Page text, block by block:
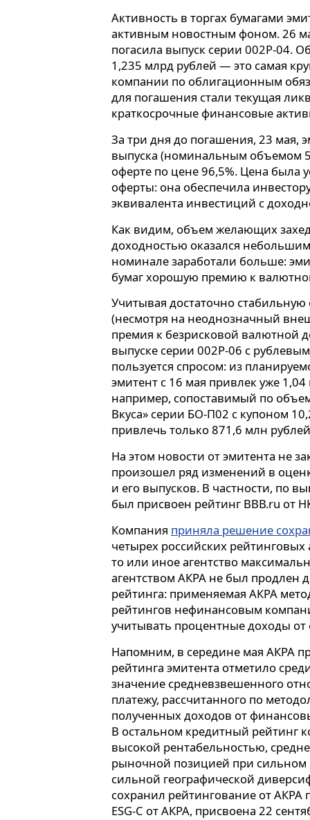
Активность в торгах бумагами
активным новостным фоном. 26
погасила выпуск серии 002Р-04.
1,235 млрд рублей — это самая
компании по облигационным
для погашения стали текущая
краткосрочные финансовые
За три дня до погашения, 23 мая,
выпуска (номинальным объемом
оферте по цене 96,5%. Цена была
оферты: она обеспечила
эквивалента инвестиций с
Как видим, объем желающих
доходностью оказался
номинале заработали больше:
бумаг хорошую премию к
Учитывая достаточно
(несмотря на неоднозначный
премия к безрисковой валютной
выпуске серии 002Р-06 с
пользуется спросом: из
эмитент с 16 мая привлек уже
например, сопоставимый по
Вкуса» серии БО-П02 с купоном
привлечь только 871,6 млн
На этом новости от эмитента не
произошел ряд изменений в
и его выпусков. В частности, по
был присвоен рейтинг ВВВ.ru от
Компания приняла решение
четырех российских рейтинговых
то или иное агентство
агентством АКРА не был продлен
рейтинга: применяемая АКРА
рейтингов нефинансовым
учитывать процентные доходы
Напомним, в середине мая АКРА
рейтинга эмитента отметило
значение средневзвешенного
платежу, рассчитанного по
полученных доходов от
В остальном кредитный рейтинг
высокой рентабельностью,
рыночной позицией при сильном
сильной географической
сохранил рейтингование от АКРА
ESG-С от АКРА, присвоена 22